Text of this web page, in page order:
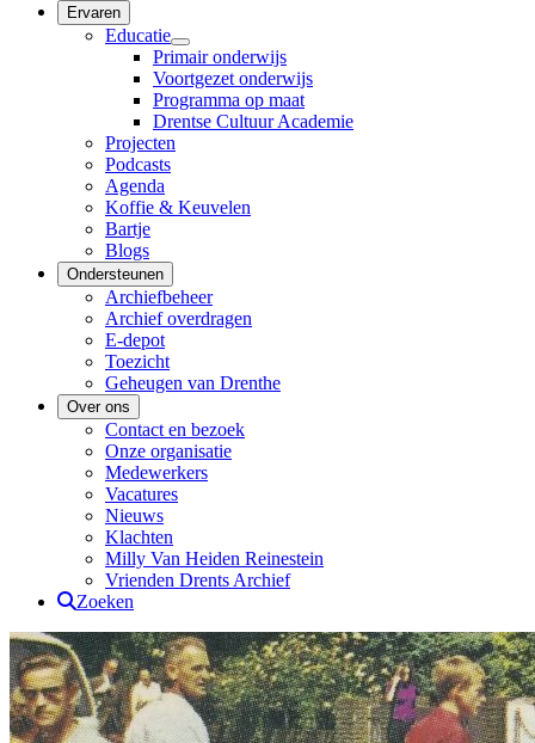
Ervaren
Educatie
Primair onderwijs
Voortgezet onderwijs
Programma op maat
Drentse Cultuur Academie
Projecten
Podcasts
Agenda
Koffie & Keuvelen
Bartje
Blogs
Ondersteunen
Archiefbeheer
Archief overdragen
E-depot
Toezicht
Geheugen van Drenthe
Over ons
Contact en bezoek
Onze organisatie
Medewerkers
Vacatures
Nieuws
Klachten
Milly Van Heiden Reinestein
Vrienden Drents Archief
Zoeken
Drents Archief